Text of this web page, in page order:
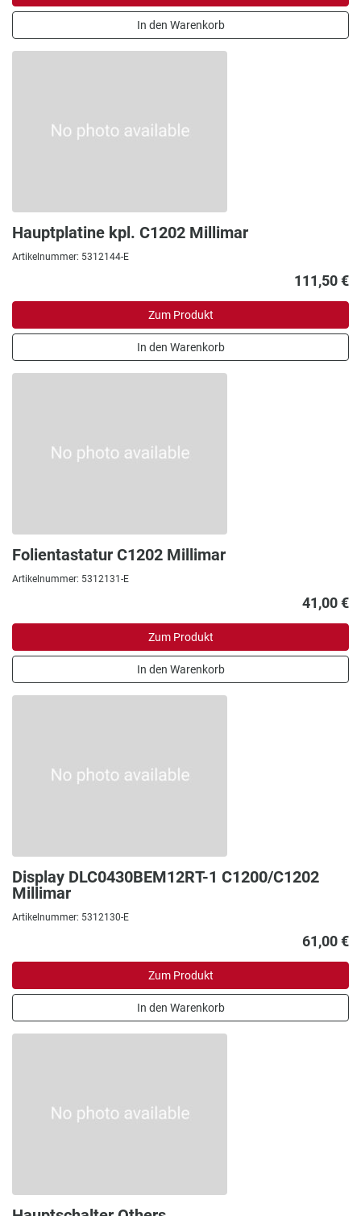
In den Warenkorb
Hauptplatine kpl. C1202 Millimar
Artikelnummer: 5312144-E
111,50 €
Zum Produkt
In den Warenkorb
Folientastatur C1202 Millimar
Artikelnummer: 5312131-E
41,00 €
Zum Produkt
In den Warenkorb
Display DLC0430BEM12RT-1 C1200/C1202
Millimar
Artikelnummer: 5312130-E
61,00 €
Zum Produkt
In den Warenkorb